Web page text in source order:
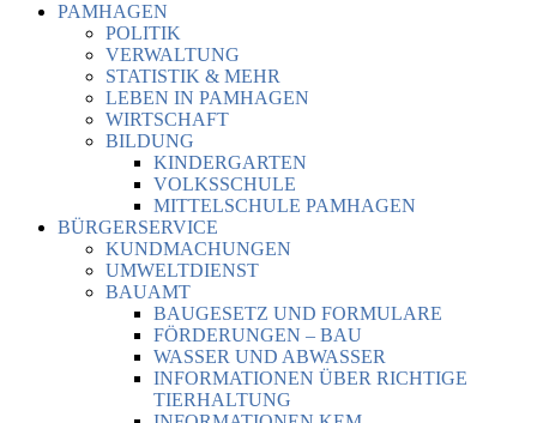
PAMHAGEN
POLITIK
VERWALTUNG
STATISTIK & MEHR
LEBEN IN PAMHAGEN
WIRTSCHAFT
BILDUNG
KINDERGARTEN
VOLKSSCHULE
MITTELSCHULE PAMHAGEN
BÜRGERSERVICE
KUNDMACHUNGEN
UMWELTDIENST
BAUAMT
BAUGESETZ UND FORMULARE
FÖRDERUNGEN – BAU
WASSER UND ABWASSER
INFORMATIONEN ÜBER RICHTIGE
TIERHALTUNG